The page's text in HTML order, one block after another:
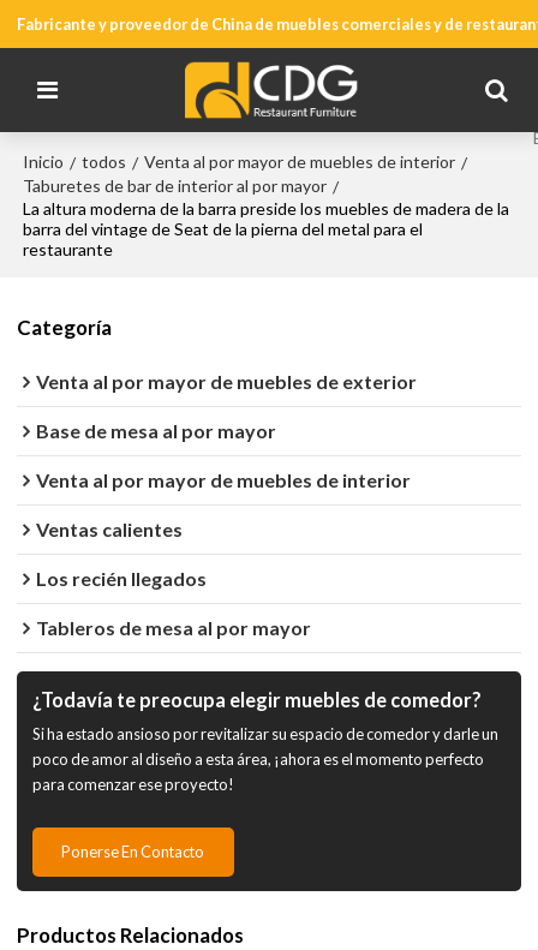
Fabricante y proveedor de China de muebles comerciales y de
Inicio / todos / Venta al por mayor de muebles de interior /
Taburetes de bar de interior al por mayor /
La altura moderna de la barra preside los muebles de madera de la
barra del vintage de Seat de la pierna del metal para el
restaurante
Categoría
Venta al por mayor de muebles de exterior
Base de mesa al por mayor
Venta al por mayor de muebles de interior
Ventas calientes
Los recién llegados
Tableros de mesa al por mayor
¿Todavía te preocupa elegir muebles de comedor?
Si ha estado ansioso por revitalizar su espacio de comedor y darle un
poco de amor al diseño a esta área, ¡ahora es el momento perfecto
para comenzar ese proyecto!
Ponerse En Contacto
Productos Relacionados